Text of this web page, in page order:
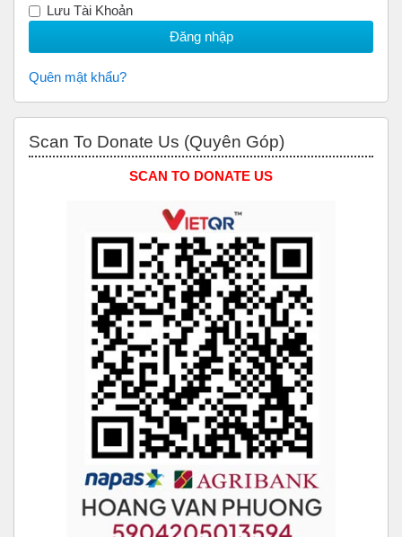
Lưu Tài Khoản
Quên mật khẩu?
Scan To Donate Us (Quyên Góp)
SCAN TO DONATE US